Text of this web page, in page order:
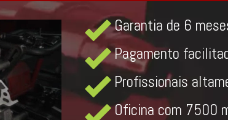
Garantia de 6
Pagamento
Profissionais
Oficina com 7500